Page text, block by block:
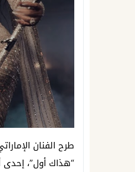
طرح الفنان
“هذاك أول”، إحدى